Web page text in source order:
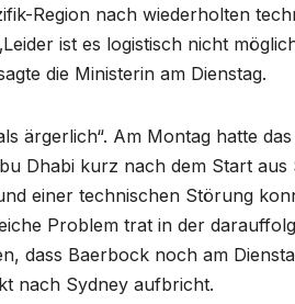
Region nach wiederholten
ist es logistisch nicht
die Ministerin am Dienstag.
ärgerlich“. Am Montag hatte
Dhabi kurz nach dem Start
einer technischen Störung
Problem trat in der
dass Baerbock noch am
nach Sydney aufbricht.